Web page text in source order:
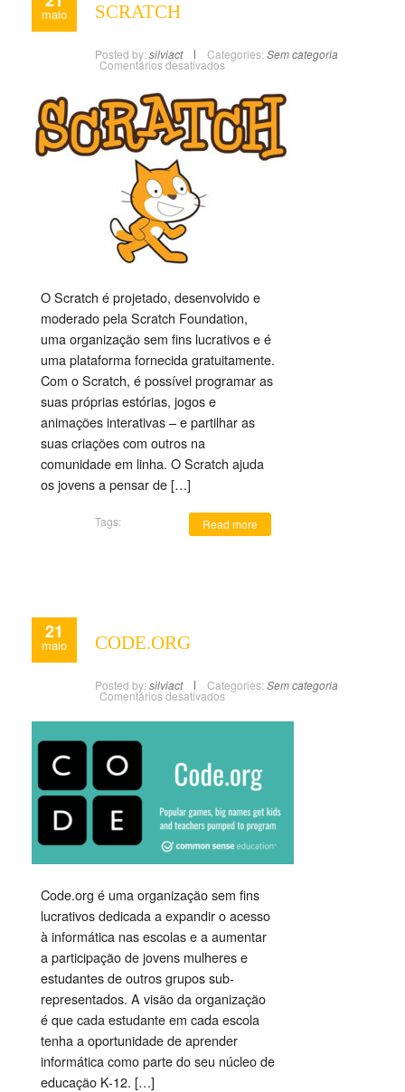
maio SCRATCH
Posted by: silviact Categories: Sem categoria
Comentários desativados
O Scratch é projetado, desenvolvido e
moderado pela Scratch Foundation,
uma organização sem fins lucrativos e é
uma plataforma fornecida gratuitamente.
Com o Scratch, é possível programar as
suas próprias estórias, jogos e
animações interativas – e partilhar as
suas criações com outros na
comunidade em linha. O Scratch ajuda
os jovens a pensar de […]
Read more
Tags:
21
maio CODE.ORG
Posted by: silviact Categories: Sem categoria
Comentários desativados
Code.org é uma organização sem fins
lucrativos dedicada a expandir o acesso
à informática nas escolas e a aumentar
a participação de jovens mulheres e
estudantes de outros grupos sub-
representados. A visão da organização
é que cada estudante em cada escola
tenha a oportunidade de aprender
informática como parte do seu núcleo de
educação K-12. […]